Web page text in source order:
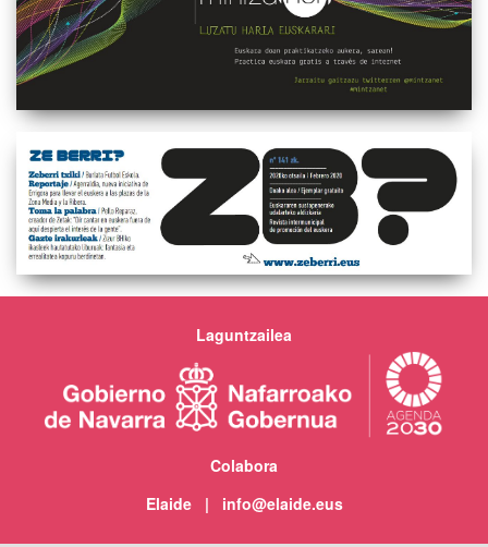
Laguntzailea
Colabora
Elaide | info@elaide.eus